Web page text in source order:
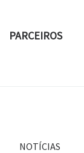
PARCEIROS
NOTÍCIAS